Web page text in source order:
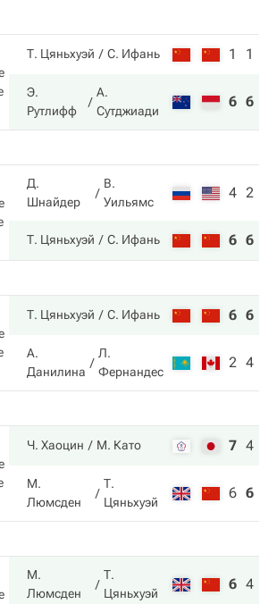
Т. Цяньхуэй С. Ифань 1 1
Э.
Рутлифф
А.
Сутджиади
6 6
Д.
Шнайдер
В.
Уильямс
4 2
Т. Цяньхуэй С. Ифань 6 6
Т. Цяньхуэй С. Ифань 6 6
А.
Данилина
Л.
Фернандес
2 4
Ч. Хаоцин М. Като 7 4
М.
Люмсден
Т.
Цяньхуэй
6 6
М.
Люмсден
Т.
Цяньхуэй
6 4